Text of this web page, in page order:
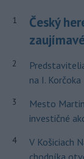
1
Český
2
na I. Korčoka
3
Mesto
investičné
4
V Košiciach